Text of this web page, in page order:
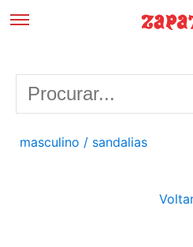
masculino / sandalias